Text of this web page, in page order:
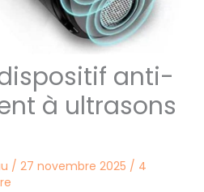
anti-
à ultrasons
/ 27 novembre 2025 / 4